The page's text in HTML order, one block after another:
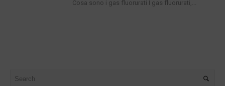
Cosa sono i gas fluorurati I gas fluorurati,...